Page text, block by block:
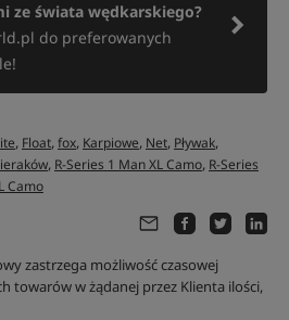
ze świata wędkarskiego?
do preferowanych
, Float,fox, Karpiowe, Net, Pływak,
, R-Series 1 Man XL Camo, R-Series
Camo
zastrzega możliwość czasowej
towarów w żądanej przez Klienta ilości,